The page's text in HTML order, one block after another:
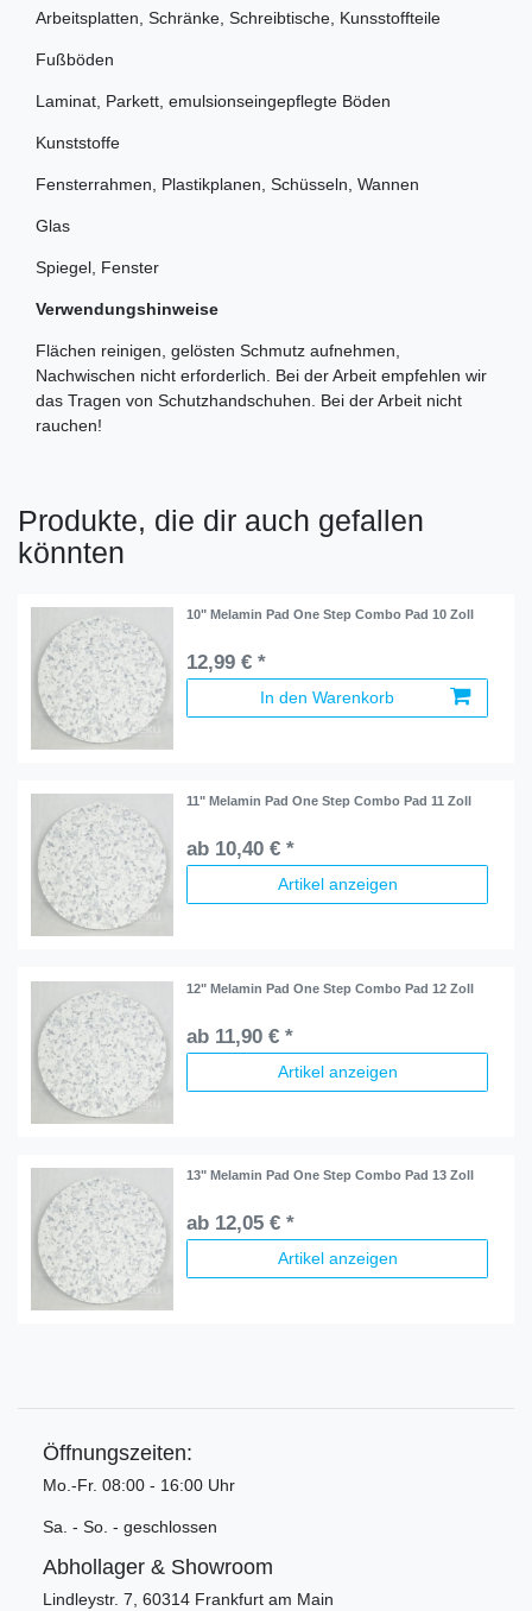
Arbeitsplatten, Schränke, Schreibtische, Kunsstoffteile
Fußböden
Laminat, Parkett, emulsionseingepflegte Böden
Kunststoffe
Fensterrahmen, Plastikplanen, Schüsseln, Wannen
Glas
Spiegel, Fenster
Verwendungshinweise
Flächen reinigen, gelösten Schmutz aufnehmen,
Nachwischen nicht erforderlich. Bei der Arbeit empfehlen wir
das Tragen von Schutzhandschuhen. Bei der Arbeit nicht
rauchen!
Produkte, die dir auch gefallen
könnten
10" Melamin Pad One Step Combo Pad 10 Zoll
12,99 € *
In den Warenkorb
11" Melamin Pad One Step Combo Pad 11 Zoll
ab 10,40 € *
Artikel anzeigen
12" Melamin Pad One Step Combo Pad 12 Zoll
ab 11,90 € *
Artikel anzeigen
13" Melamin Pad One Step Combo Pad 13 Zoll
ab 12,05 € *
Artikel anzeigen
Öffnungszeiten:
Mo.-Fr. 08:00 - 16:00 Uhr
Sa. - So. - geschlossen
Abhollager & Showroom
Lindleystr. 7, 60314 Frankfurt am Main